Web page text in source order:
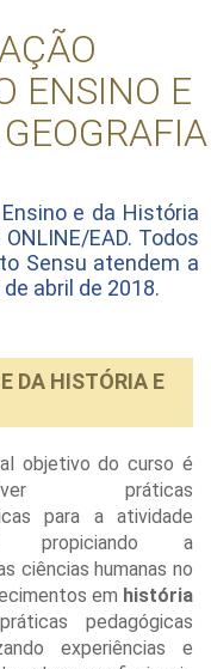
ENSINO E
e da História
ONLINE/EAD. Todos
Sensu atendem a
abril de 2018.
DA HISTÓRIA E
objetivo do curso é
práticas
para a atividade
propiciando a
ciências humanas no
em história
pedagógicas
experiências e